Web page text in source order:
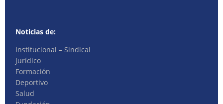
Noticias de:
Institucional – Sindical
Jurídico
Formación
Deportivo
Salud